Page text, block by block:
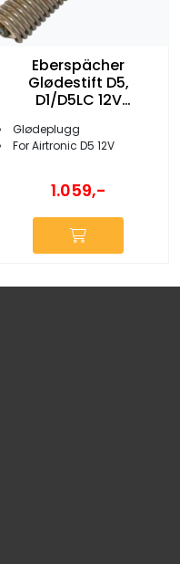
Eberspächer
Glødestift D5,
D1/D5LC 12V
Glødeplugg
For Airtronic D5 12V
1.059,-